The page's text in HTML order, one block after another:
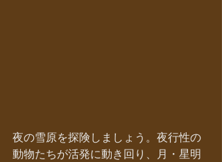
夜の雪原を探険しましょう。夜行性の
動物たちが活発に動き回り、月・星明